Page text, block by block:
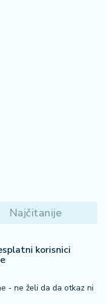
Najčitanije
korisnici
- ne želi da da otkaz ni